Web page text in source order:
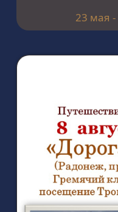
23 мая -